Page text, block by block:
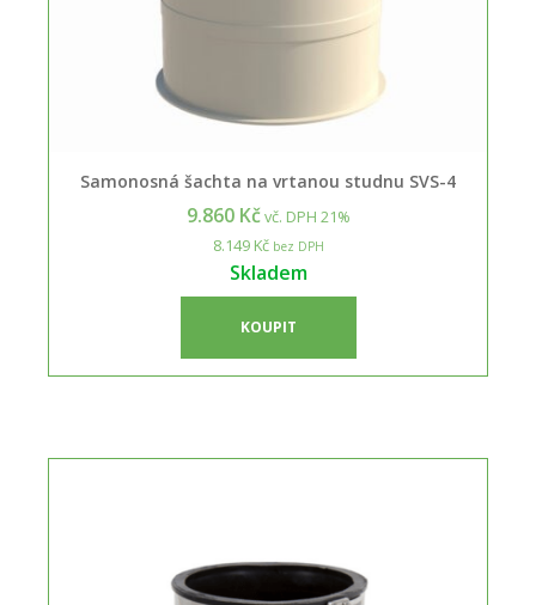
Samonosná šachta na vrtanou studnu SVS-4
9.860 Kčvč. DPH 21%
8.149 Kčbez DPH
Skladem
KOUPIT